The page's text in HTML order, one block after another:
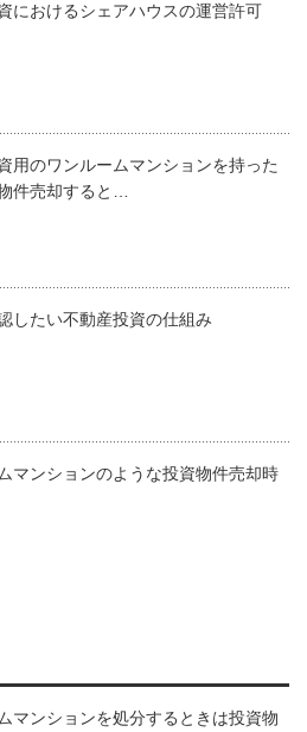
におけるシェアハウスの運営許可
用のワンルームマンションを持った
件売却すると…
したい不動産投資の仕組み
マンションのような投資物件売却時
マンションを処分するときは投資物